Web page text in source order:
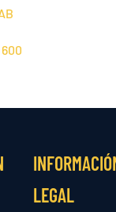
LEGAL